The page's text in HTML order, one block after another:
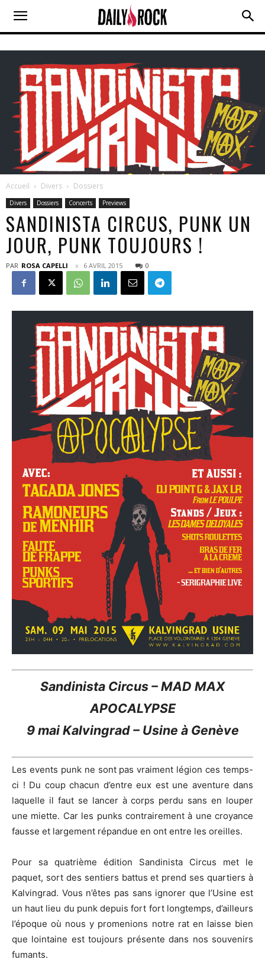
Accueil Divers Dossiers
Divers Dossiers Concerts Previews
SANDINISTA CIRCUS, PUNK UN
JOUR, PUNK TOUJOURS !
PAR ROSA CAPELLI 6 AVRIL 2015 0
Sandinista Circus – MAD MAX
APOCALYPSE
9 mai Kalvingrad – Usine à Genève
Les events punk ne sont pas vraiment légion ces temps-
ci ! Du coup chacun d’entre eux est une aventure dans
laquelle il faut se lancer à corps perdu sans en louper
une miette. Car les punks contrairement à une croyance
fausse et largement répandue en ont entre les oreilles.
Pour sa quatrième édition Sandinista Circus met le
paquet, sort des sentiers battus et prend ses quartiers à
Kalvingrad. Vous n’êtes pas sans ignorer que l’Usine est
un haut lieu du punk depuis fort fort longtemps, d’ailleurs
l’époque où nous y promenions notre rat en laisse bien
que lointaine est toujours présente dans nos souvenirs
fumants.